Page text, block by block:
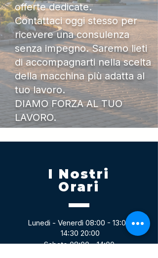
offerte dedicate.
Contattaci oggi stesso per
ricevere una consulenza
senza impegno. Saremo lieti
di accompagnarti nella scelta
della macchina più adatta al
tuo lavoro.
DIAMO FORZA AL TUO
LAVORO.
I Nostri
Orari
Lunedi - Venerdì 08:00 - 13:00
14:30 20:00
Sabato 08:00 - 14:00